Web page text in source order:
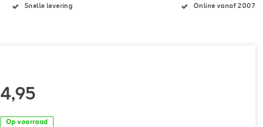
Snelle levering Online vanaf 2007
4,95
Op voorraad